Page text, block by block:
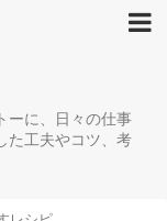
ーに、日々の仕事
た工夫やコツ、考